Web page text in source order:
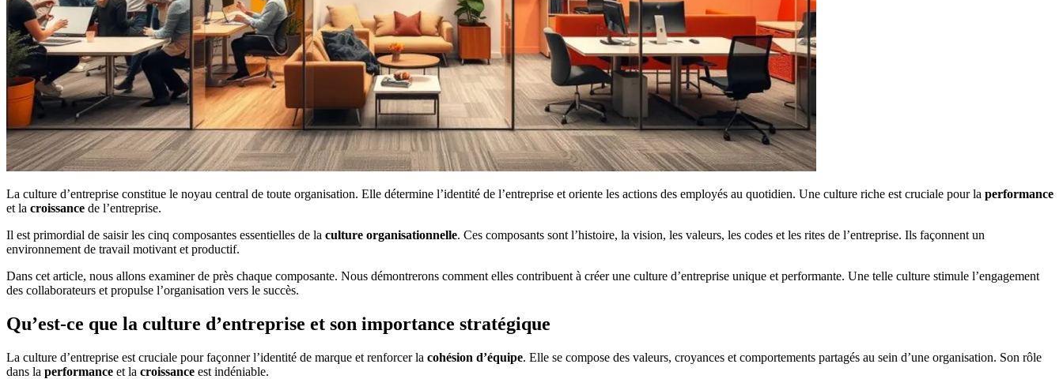
La culture d’entreprise constitue le noyau central de toute organisation. Elle détermine l’identité de l’entreprise et oriente les actions des employés au quotidien. Une culture riche est cruciale pour la performance
et la croissance de l’entreprise.
Il est primordial de saisir les cinq composantes essentielles de la culture organisationnelle. Ces composants sont l’histoire, la vision, les valeurs, les codes et les rites de l’entreprise. Ils façonnent un
environnement de travail motivant et productif.
Dans cet article, nous allons examiner de près chaque composante. Nous démontrerons comment elles contribuent à créer une culture d’entreprise unique et performante. Une telle culture stimule l’engagement
des collaborateurs et propulse l’organisation vers le succès.
Qu’est-ce que la culture d’entreprise et son importance stratégique
La culture d’entreprise est cruciale pour façonner l’identité de marque et renforcer la cohésion d’équipe. Elle se compose des valeurs, croyances et comportements partagés au sein d’une organisation. Son rôle
dans la performance et la croissance est indéniable.